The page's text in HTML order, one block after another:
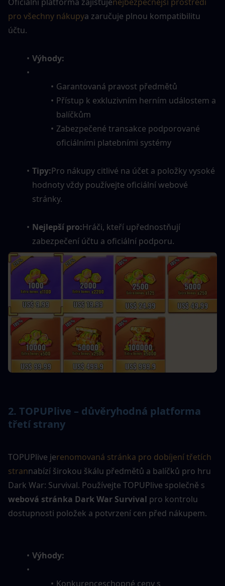
pro všechny nákupya zaručuje plnou kompatibilitu
účtu.
Výhody:
Garantovaná pravost předmětů
Přístup k exkluzivním herním událostem a
balíčkům
Zabezpečené transakce podporované
oficiálními platebními systémy
Tipy:Pro nákupy citlivé na účet a položky vysoké
hodnoty vždy používejte oficiální webové
stránky.
Nejlepší pro:Hráči, kteří upřednostňují
zabezpečení účtu a oficiální podporu.
2. TOPUPlive – důvěryhodná platforma
třetí strany
TOPUPlive jerenomovaná stránka pro dobíjení třetích
strannabízí širokou škálu předmětů a balíčků pro hru
webová stránka Dark War Survival pro kontrolu
dostupnosti položek a potvrzení cen před nákupem.
Výhody:
Konkurenceschopné ceny s